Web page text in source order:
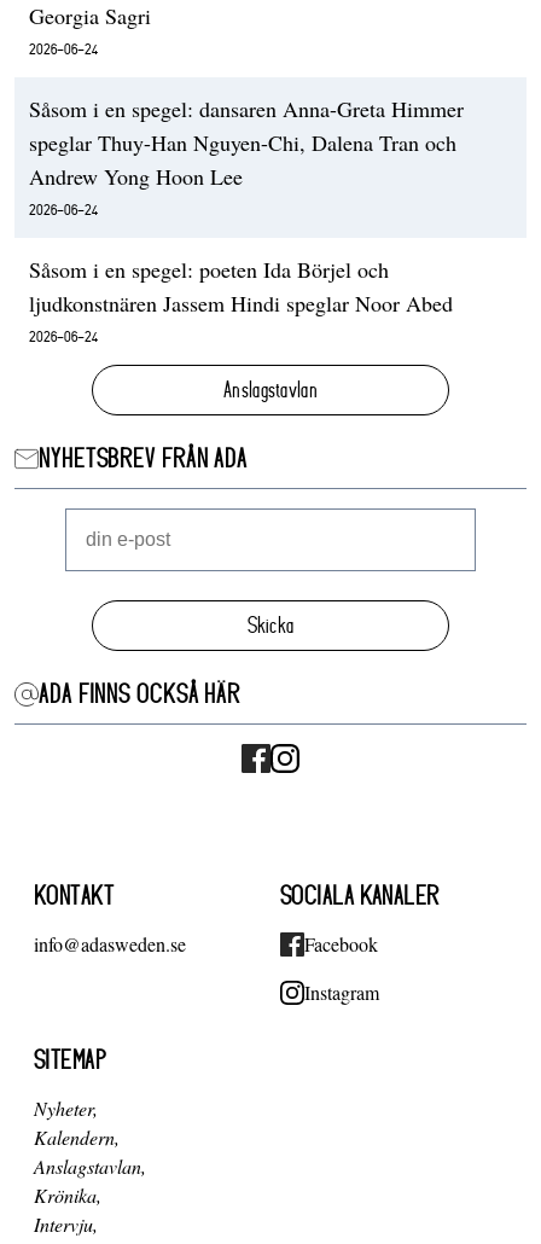
Georgia Sagri
2026-06-24
Såsom i en spegel: dansaren Anna-Greta Himmer
speglar Thuy-Han Nguyen-Chi, Dalena Tran och
Andrew Yong Hoon Lee
2026-06-24
Såsom i en spegel: poeten Ida Börjel och
ljudkonstnären Jassem Hindi speglar Noor Abed
2026-06-24
Anslagstavlan
NYHETSBREV FRÅN ADA
Skicka
ADA FINNS OCKSÅ HÄR
KONTAKT
info@adasweden.se
SOCIALA KANALER
Facebook
Instagram
SITEMAP
Nyheter
Kalendern
Anslagstavlan
Krönika
Intervju